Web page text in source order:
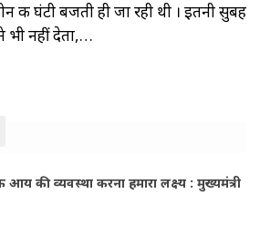
की घंटी बजती ही जा रही थी । इतनी सुबह
भी नहीं देता,…
की व्यवस्था करना हमारा लक्ष्य : मुख्यमंत्री